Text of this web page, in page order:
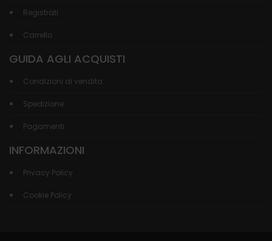
Registrati
Carrello
GUIDA AGLI ACQUISTI
Condizioni di vendita
Spedizione
Pagamenti
INFORMAZIONI
Privacy Policy
Cookie Policy